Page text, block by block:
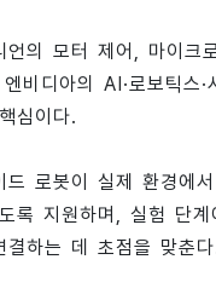
언의 모터 제어, 마이크
비디아의 AI·로보틱스·
심이다.
드 로봇이 실제 환경에
록 지원하며, 실험 단계
결하는 데 초점을 맞춘